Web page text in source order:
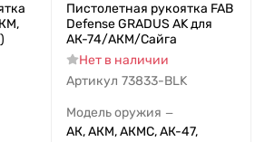
Пистолетная рукоятка FAB
Defense GRADUS AK для
АК-74/АКМ/Сайга
Нет в наличии
Артикул 73833-BLK
Модель оружия —
АК, АКМ, АКМС, АК-47,